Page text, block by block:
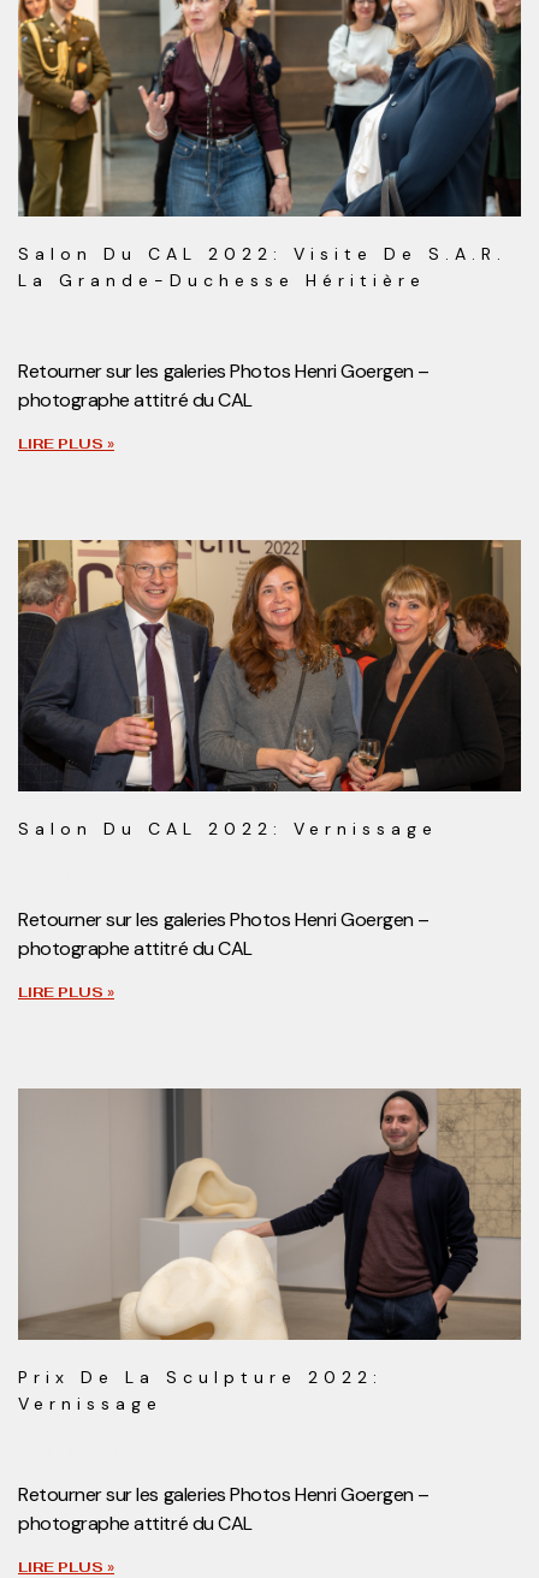
Salon Du CAL 2022: Visite De S.A.R.
La Grande-Duchesse Héritière
Retourner sur les galeries Photos Henri Goergen –
photographe attitré du CAL
LIRE PLUS »
Salon Du CAL 2022: Vernissage
Retourner sur les galeries Photos Henri Goergen –
photographe attitré du CAL
LIRE PLUS »
Prix De La Sculpture 2022:
Vernissage
Retourner sur les galeries Photos Henri Goergen –
photographe attitré du CAL
LIRE PLUS »